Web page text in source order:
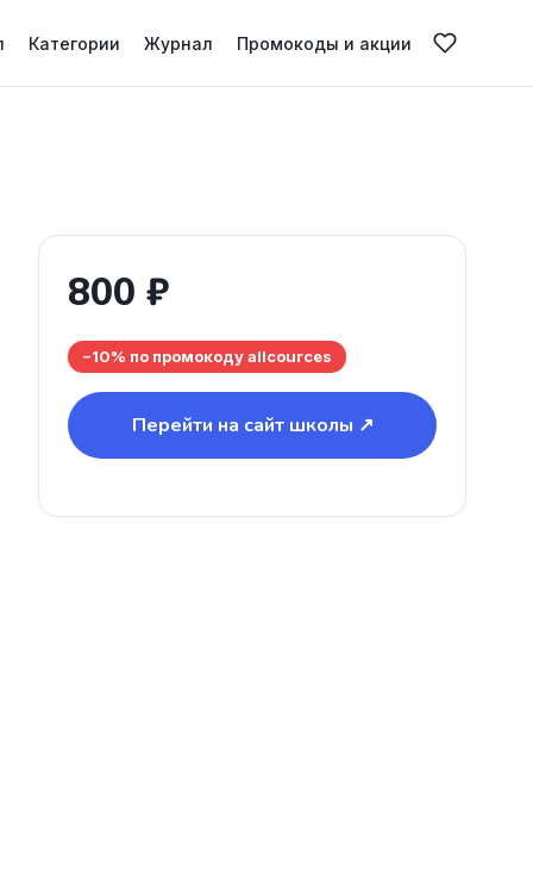
Категории Журнал Промокоды и акции
800 ₽
−10% по промокоду allcources
Перейти на сайт школы ↗